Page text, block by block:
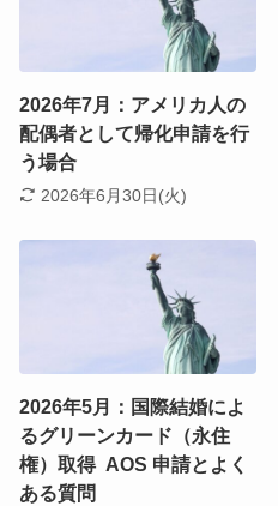
2026年7月：アメリカ人の
配偶者として帰化申請を行
う場合
2026年6月30日(火)
2026年5月：国際結婚によ
るグリーンカード（永住
権）取得 AOS 申請とよく
ある質問